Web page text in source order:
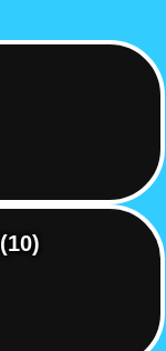
(10)